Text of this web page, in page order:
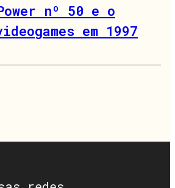
nº 50 e o
em 1997